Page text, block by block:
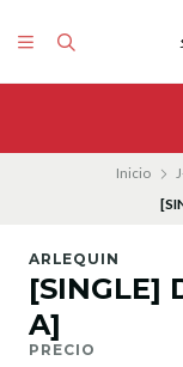
Inicio
ARLEQUIN
[SINGLE]
A]
PRECIO